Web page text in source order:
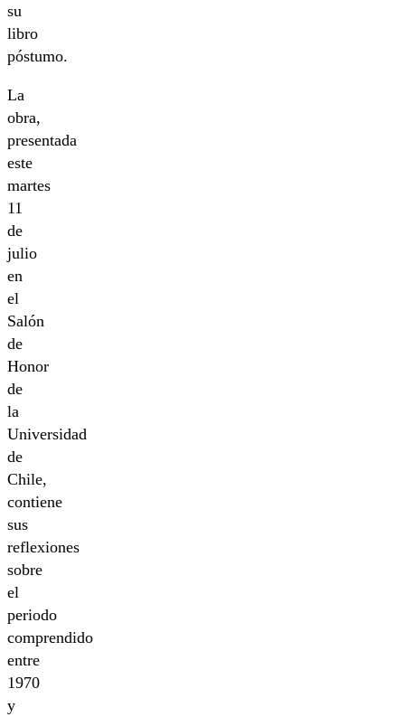
su
libro
póstumo.
La
obra,
presentada
este
martes
11
de
julio
en
el
Salón
de
Honor
de
la
Universidad
de
Chile,
contiene
sus
reflexiones
sobre
el
periodo
comprendido
entre
1970
y